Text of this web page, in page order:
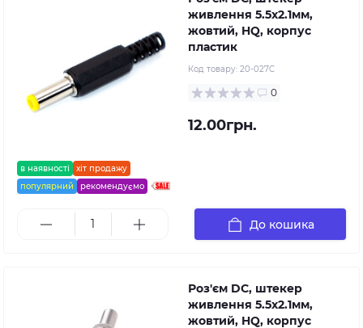
в наявності
хіт продажу
популярний
рекомендуємо
живлення 5.5x2.1мм,
жовтий, HQ, корпус
пластик
Код товару: 20-027C
0
12.00грн.
До кошика
Роз'єм DC, штекер
живлення 5.5x2.1мм,
жовтий, HQ, корпус